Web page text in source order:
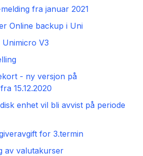
fra januar 2021
Online backup i Uni
V3
- ny versjon på
15.12.2020
enhet vil bli avvist på periode
for 3.termin
av valutakurser